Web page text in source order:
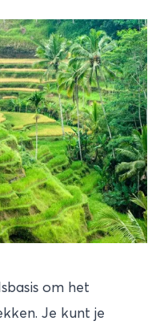
om het
Je kunt je